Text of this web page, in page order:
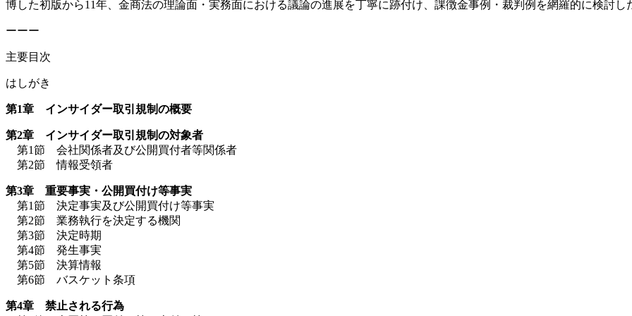
博した初版から11年、金商法の理論面・実務面における議論の進展を丁寧に跡付け、課徴金事例・裁判例を網羅的に検討し
ーーー
主要目次
はしがき
第1章 インサイダー取引規制の概要
第2章 インサイダー取引規制の対象者
第1節 会社関係者及び公開買付者等関係者
第2節 情報受領者
第3章 重要事実・公開買付け等事実
第1節 決定事実及び公開買付け等事実
第2節 業務執行を決定する機関
第3節 決定時期
第4節 発生事実
第5節 決算情報
第6節 バスケット条項
第4章 禁止される行為